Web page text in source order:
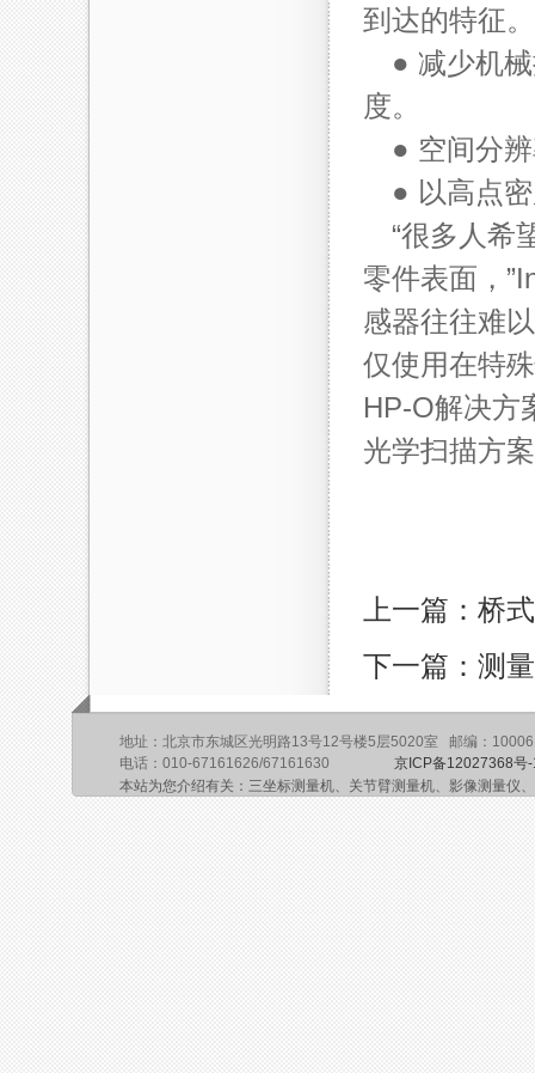
到达的特征。
● 减少机
度。
● 空间分
● 以高点
“很多人希
零件表面，
感器往往难
仅使用在特
HP-O解决方
光学扫描方
上一篇：桥
下一篇：测
地址：北京市东城区光明路13号12号楼5层5020室 邮编：
电话：010-67161626/67161630 京ICP备12027368号
本站为您介绍有关：三坐标测量机、关节臂测量机、影像测量仪